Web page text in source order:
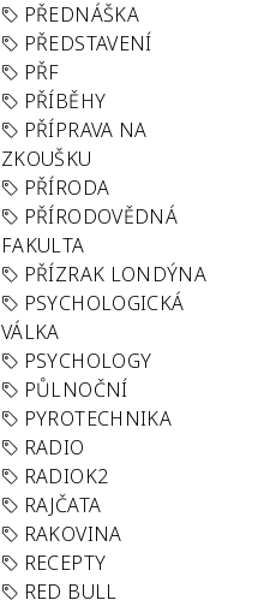
PŘEDNÁŠKA
PŘEDSTAVENÍ
PŘF
PŘÍBĚHY
PŘÍPRAVA NA
ZKOUŠKU
PŘÍRODA
PŘÍRODOVĚDNÁ
FAKULTA
PŘÍZRAK LONDÝNA
PSYCHOLOGICKÁ
VÁLKA
PSYCHOLOGY
PŮLNOČNÍ
PYROTECHNIKA
RADIO
RADIOK2
RAJČATA
RAKOVINA
RECEPTY
RED BULL